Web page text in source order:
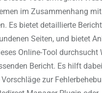
im Zusammenhang
Es bietet detaillierte
Seiten, und bietet
Online-Tool
Bericht. Es hilft
zur